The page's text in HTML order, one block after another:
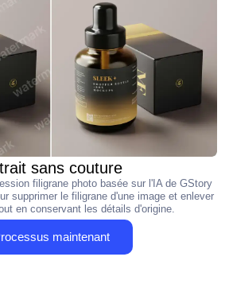
sans couture
filigrane photo basée sur l'IA de GStory
supprimer le filigrane d'une image et enlever
en conservant les détails d'origine.
maintenant